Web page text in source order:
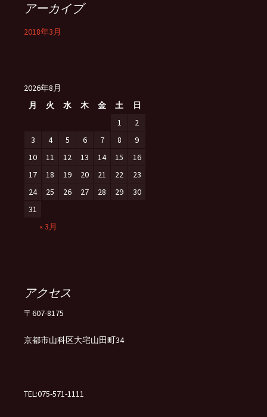
アーカイブ
2018年3月
2026年8月
月
火 水 木 金 土
日
1
2
3
4 5 6 7 8
9
10
11 12 13 14 15
16
17
18 19 20 21 22
23
24
25 26 27 28 29
30
31
« 3月
アクセス
〒607-8175
京都市山科区大宅山田町34
TEL:075-571-1111